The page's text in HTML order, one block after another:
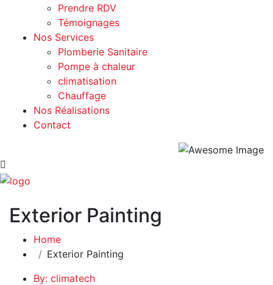
Prendre RDV
Témoignages
Nos Services
Plomberie Sanitaire
Pompe à chaleur
climatisation
Chauffage
Nos Réalisations
Contact
Exterior Painting
Home
Exterior Painting
By: climatech